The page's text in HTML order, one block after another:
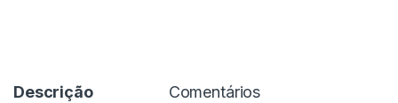
Descrição Comentários